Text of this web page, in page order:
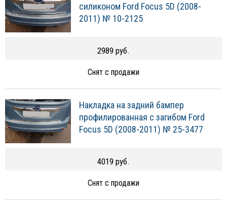
силиконом Ford Focus 5D (2008-
2011) № 10-2125
2989 руб.
Снят с продажи
Накладка на задний бампер
профилированная с загибом Ford
Focus 5D (2008-2011) № 25-3477
4019 руб.
Снят с продажи